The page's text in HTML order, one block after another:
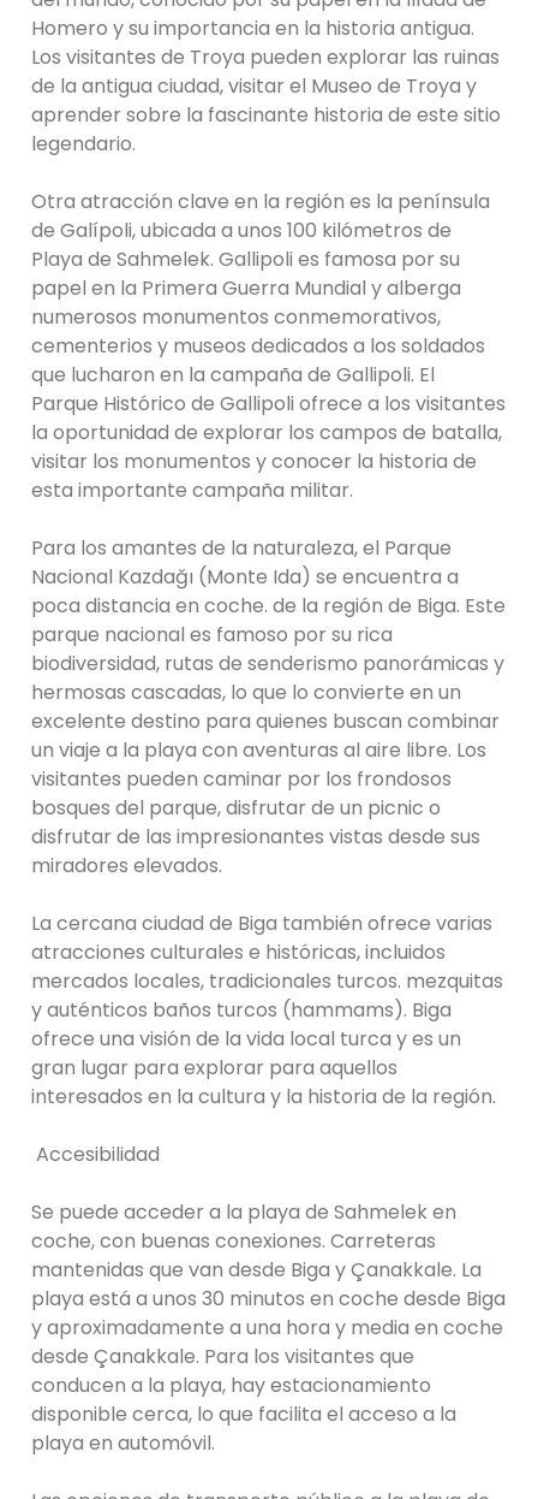
Homero y su importancia en la historia antigua.
Los visitantes de Troya pueden explorar las ruinas
de la antigua ciudad, visitar el Museo de Troya y
aprender sobre la fascinante historia de este sitio
legendario.
Otra atracción clave en la región es la península
de Galípoli, ubicada a unos 100 kilómetros de
Playa de Sahmelek. Gallipoli es famosa por su
papel en la Primera Guerra Mundial y alberga
numerosos monumentos conmemorativos,
cementerios y museos dedicados a los soldados
que lucharon en la campaña de Gallipoli. El
Parque Histórico de Gallipoli ofrece a los visitantes
la oportunidad de explorar los campos de batalla,
visitar los monumentos y conocer la historia de
esta importante campaña militar.
Para los amantes de la naturaleza, el Parque
Nacional Kazdağı (Monte Ida) se encuentra a
poca distancia en coche. de la región de Biga. Este
parque nacional es famoso por su rica
biodiversidad, rutas de senderismo panorámicas y
hermosas cascadas, lo que lo convierte en un
excelente destino para quienes buscan combinar
un viaje a la playa con aventuras al aire libre. Los
visitantes pueden caminar por los frondosos
bosques del parque, disfrutar de un picnic o
disfrutar de las impresionantes vistas desde sus
miradores elevados.
La cercana ciudad de Biga también ofrece varias
atracciones culturales e históricas, incluidos
mercados locales, tradicionales turcos. mezquitas
y auténticos baños turcos (hammams). Biga
ofrece una visión de la vida local turca y es un
gran lugar para explorar para aquellos
interesados ​​en la cultura y la historia de la región.
Accesibilidad
Se puede acceder a la playa de Sahmelek en
coche, con buenas conexiones. Carreteras
mantenidas que van desde Biga y Çanakkale. La
playa está a unos 30 minutos en coche desde Biga
y aproximadamente a una hora y media en coche
desde Çanakkale. Para los visitantes que
conducen a la playa, hay estacionamiento
disponible cerca, lo que facilita el acceso a la
playa en automóvil.